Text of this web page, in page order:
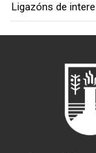
Ligazóns de